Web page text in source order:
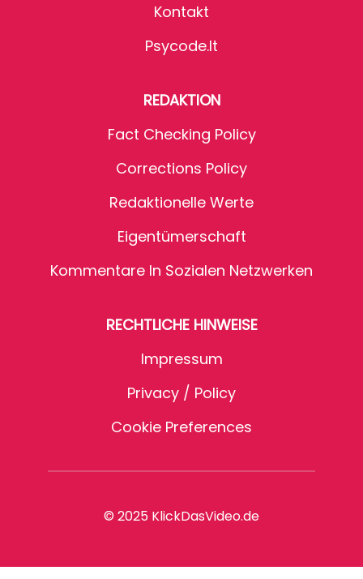
Kontakt
Psycode.it
REDAKTION
Fact Checking Policy
Corrections Policy
Redaktionelle Werte
Eigentümerschaft
Kommentare In Sozialen Netzwerken
RECHTLICHE HINWEISE
Impressum
Privacy / Policy
Cookie Preferences
© 2025 KlickDasVideo.de